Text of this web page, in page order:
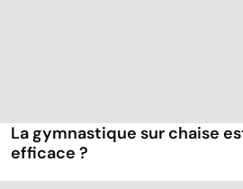
La gymnastique sur chaise
efficace ?